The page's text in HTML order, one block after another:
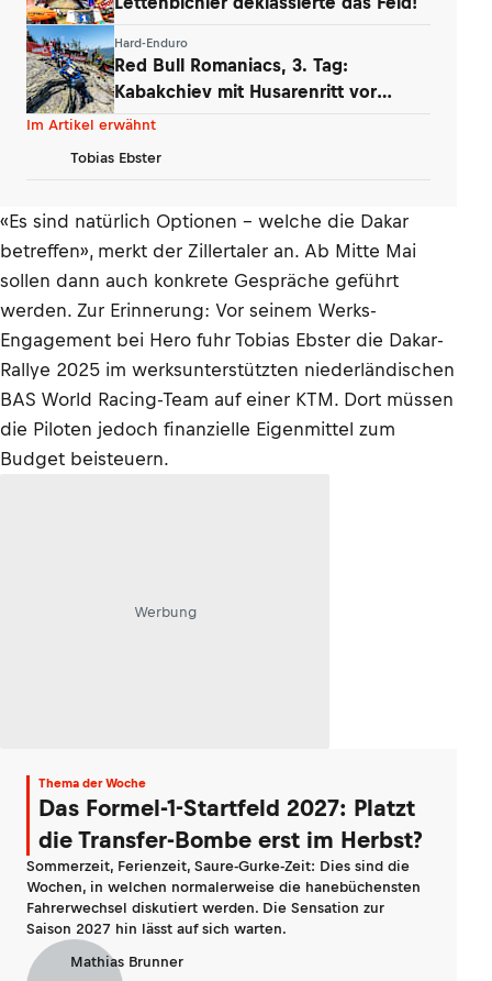
Hard-Enduro
Red Bull Romaniacs, 3. Tag:
Kabakchiev mit Husarenritt vor
Lettenbichler
Im Artikel erwähnt
Tobias Ebster
«Es sind natürlich Optionen – welche die Dakar
betreffen», merkt der Zillertaler an. Ab Mitte Mai
sollen dann auch konkrete Gespräche geführt
werden. Zur Erinnerung: Vor seinem Werks-
Engagement bei Hero fuhr Tobias Ebster die Dakar-
Rallye 2025 im werksunterstützten niederländischen
BAS World Racing-Team auf einer KTM. Dort müssen
die Piloten jedoch finanzielle Eigenmittel zum
Budget beisteuern.
Werbung
Thema der Woche
Das Formel-1-Startfeld 2027: Platzt
die Transfer-Bombe erst im Herbst?
Sommerzeit, Ferienzeit, Saure-Gurke-Zeit: Dies sind die
Wochen, in welchen normalerweise die hanebüchensten
Fahrerwechsel diskutiert werden. Die Sensation zur
Saison 2027 hin lässt auf sich warten.
Mathias Brunner